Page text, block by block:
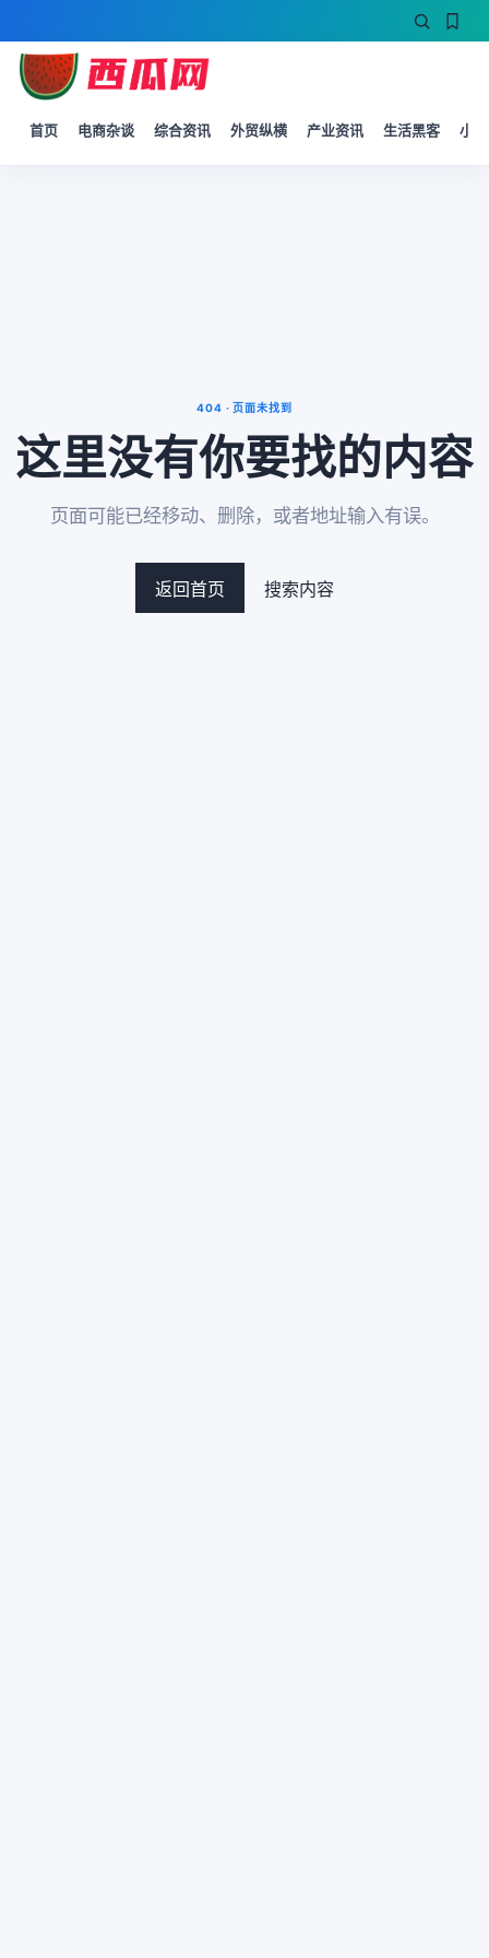
首页 电商杂谈 综合资讯 外贸纵横 产业资讯 生活黑客 小
404 · 页面未找到
这里没有你要找的内容
页面可能已经移动、删除，或者地址输入有误。
返回首页 搜索内容